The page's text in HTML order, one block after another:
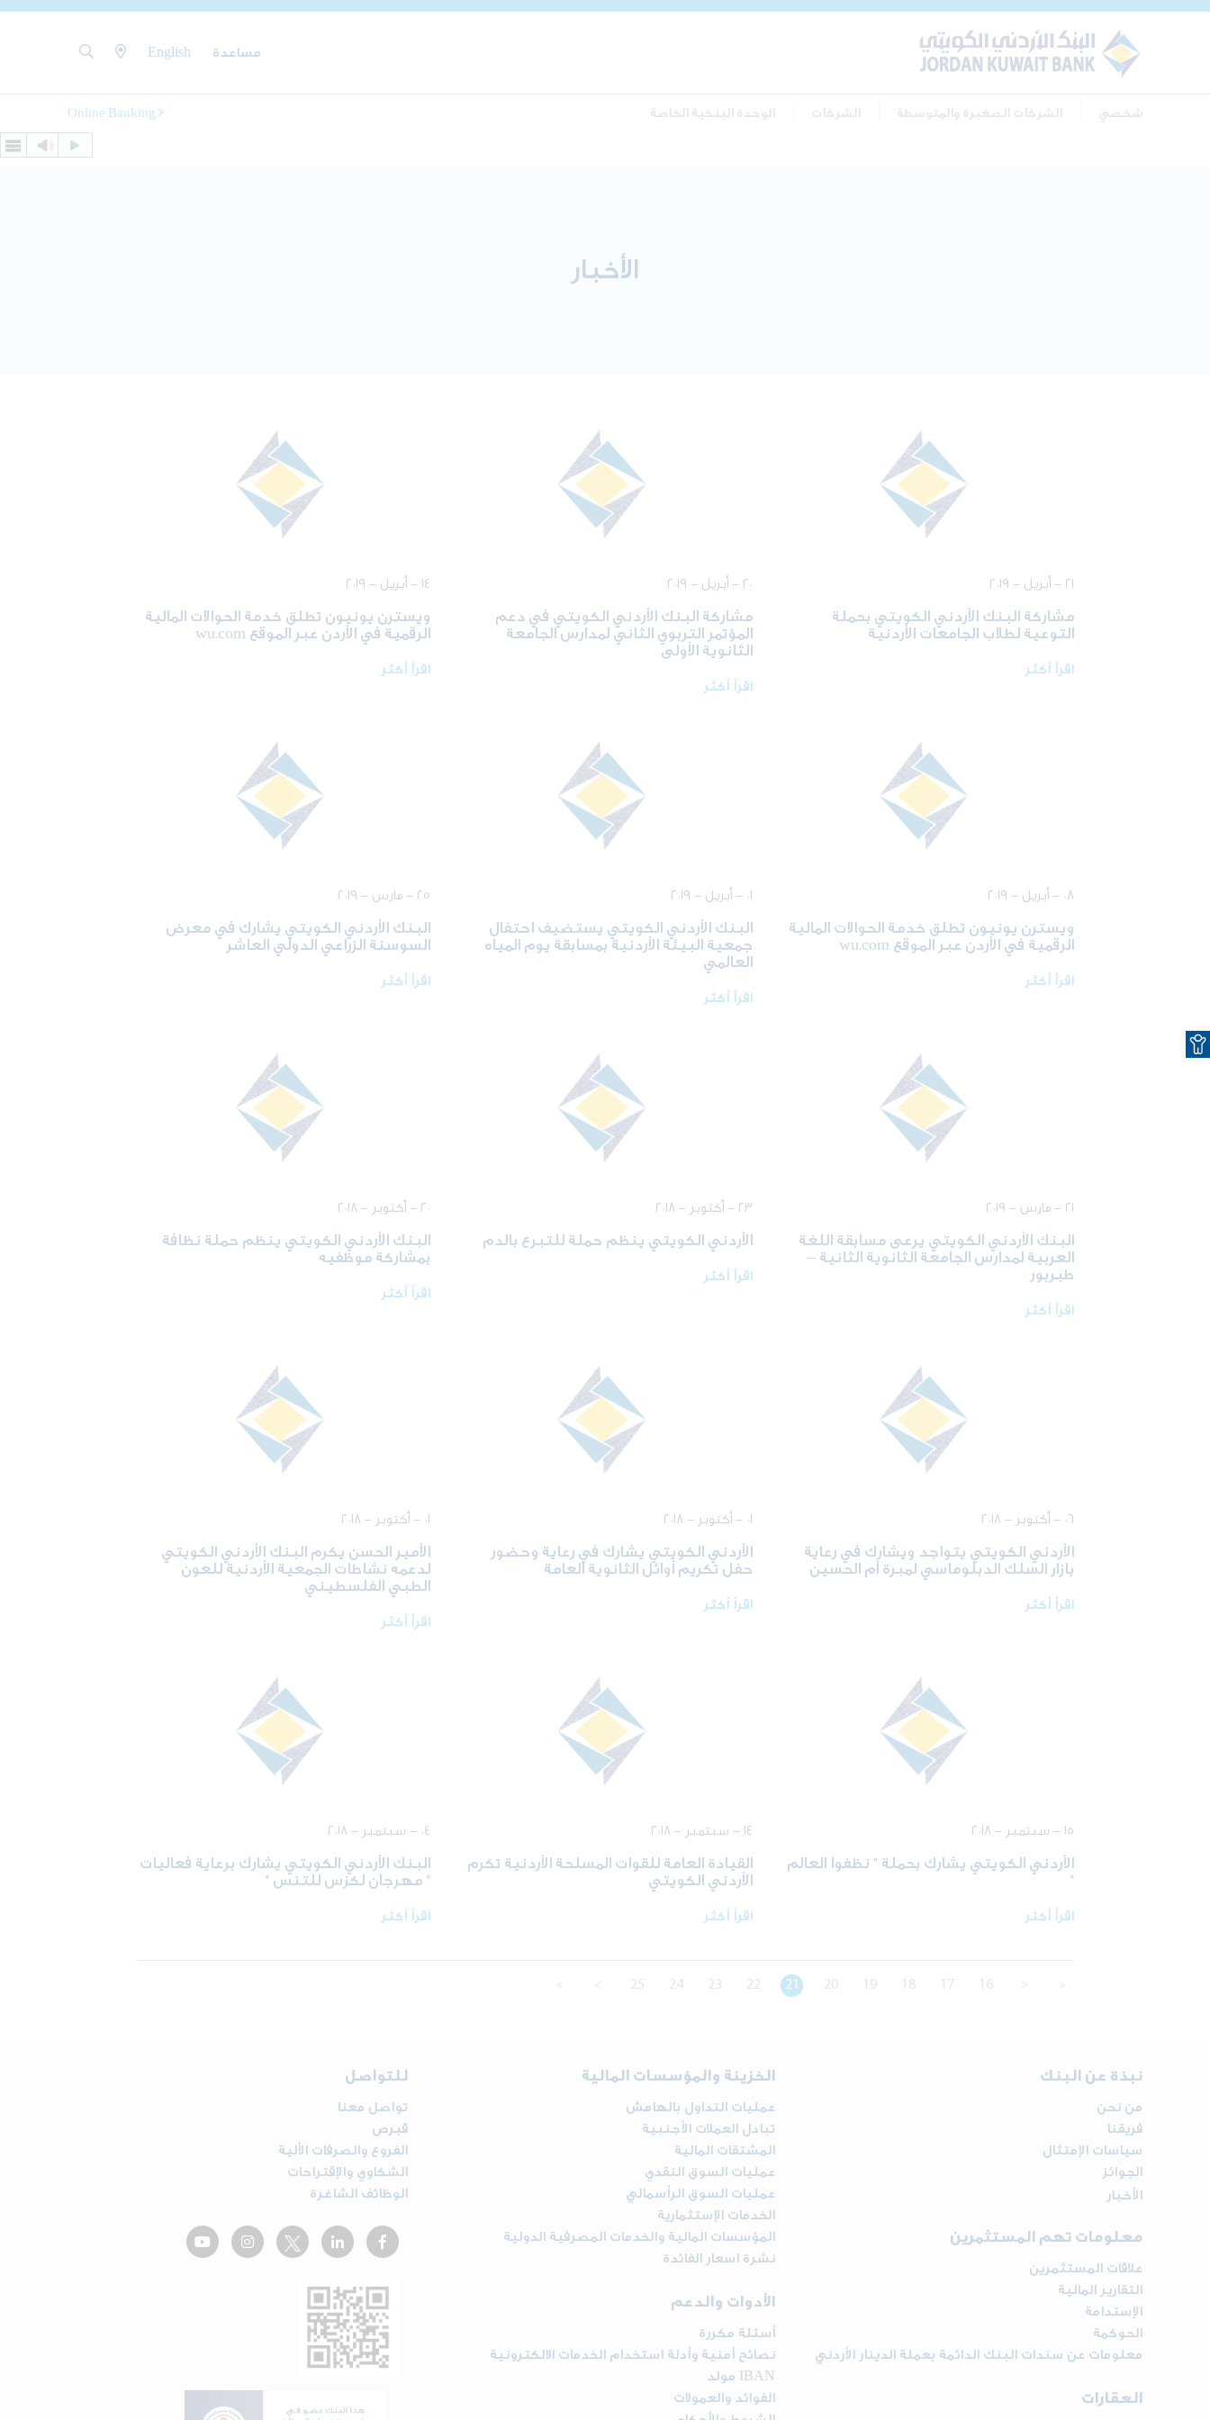
مساعدة English
شخصي الشركات الصغيرة والمتوسطة الشركات الوحدة البنكية الخاصة Online Banking
الأخبار
٢١ - أبريل - ٢٠١٩
مشاركة البنك الأردني الكويتي بحملة
التوعية لطلاب الجامعات الأردنية
اقرأ أكثر
٢٠ - أبريل - ٢٠١٩
مشاركة البنك الأردني الكويتي في دعم
المؤتمر التربوي الثاني لمدارس الجامعة
الثانوية الأولى
اقرأ أكثر
١٤ - أبريل - ٢٠١٩
ويسترن يونيون تطلق خدمة الحوالات المالية
الرقمية في الأردن عبر الموقع wu.com
اقرأ أكثر
٠٨ - أبريل - ٢٠١٩
ويسترن يونيون تطلق خدمة الحوالات المالية
الرقمية في الأردن عبر الموقع wu.com
اقرأ أكثر
٠١ - أبريل - ٢٠١٩
البنك الأردني الكويتي يستضيف احتفال
جمعية البيئة الأردنية بمسابقة يوم المياه
العالمي
اقرأ أكثر
٢٥ - مارس - ٢٠١٩
البنك الأردني الكويتي يشارك في معرض
السوسنة الزراعي الدولي العاشر
اقرأ أكثر
٢١ - مارس - ٢٠١٩
البنك الأردني الكويتي يرعى مسابقة اللغة
العربية لمدارس الجامعة الثانوية الثانية –
طبربور
اقرأ أكثر
٢٣ - أكتوبر - ٢٠١٨
الأردني الكويتي ينظم حملة للتبرع بالدم
اقرأ أكثر
٢٠ - أكتوبر - ٢٠١٨
البنك الأردني الكويتي ينظم حملة نظافة
بمشاركة موظفيه
اقرأ أكثر
٠٦ - أكتوبر - ٢٠١٨
الأردني الكويتي يتواجد ويشارك في رعاية
بازار السلك الدبلوماسي لمبرة أم الحسين
اقرأ أكثر
٠١ - أكتوبر - ٢٠١٨
الأردني الكويتي يشارك في رعاية وحضور
حفل تكريم أوائل الثانوية العامة
اقرأ أكثر
٠١ - أكتوبر - ٢٠١٨
الأمير الحسن يكرم البنك الأردني الكويتي
لدعمه نشاطات الجمعية الأردنية للعون
الطبي الفلسطيني
اقرأ أكثر
١٥ - سبتمبر - ٢٠١٨
الأردني الكويتي يشارك بحملة " نظفوا العالم
"
اقرأ أكثر
١٤ - سبتمبر - ٢٠١٨
القيادة العامة للقوات المسلحة الأردنية تكرم
الأردني الكويتي
اقرأ أكثر
٠٤ - سبتمبر - ٢٠١٨
البنك الأردني الكويتي يشارك برعاية فعاليات
" مهرجان لكزس للتنس "
اقرأ أكثر
16
17
18
19
20
21
22
23
24
25
>
نبذة عن البنك
من نحن
فريقنا
سياسات الإمتثال
الجوائز
الأخبار
معلومات تهم المستثمرين
علاقات المستثمرين
التقارير المالية
الإستدامة
الحوكمة
معلومات عن سندات البنك الدائمة بعملة الدينار الأردني
العقارات
الخزينة والمؤسسات المالية
عمليات التداول بالهامش
تبادل العملات الأجنبية
المشتقات المالية
عمليات السوق النقدي
عمليات السوق الرأسمالي
الخدمات الإستثمارية
المؤسسات المالية والخدمات المصرفية الدولية
نشرة اسعار الفائدة
الأدوات والدعم
أسئلة مكررة
نصائح أمنية وأدلة استخدام الخدمات الالكترونية
مولد IBAN
الفوائد والعمولات
للتواصل
تواصل معنا
قبرص
الفروع والصرفات الألية
الشكاوي والإقتراحات
الوظائف الشاغرة